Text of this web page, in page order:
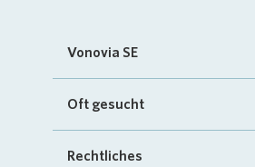
Vonovia SE
Startseite
Oft gesucht
FAQ
Rechtliches